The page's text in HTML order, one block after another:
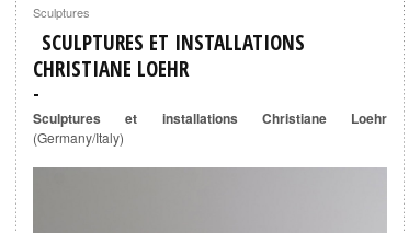
Sculptures
SCULPTURES ET INSTALLATIONS
CHRISTIANE LOEHR
Sculptures et installations Christiane Loehr
(Germany/Italy)